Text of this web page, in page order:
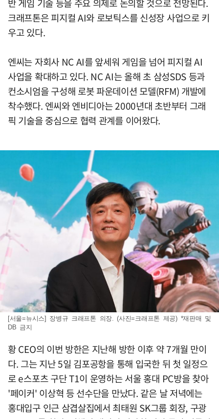
반 게임 기술 등을 주요 의제로 논의할 것으로 전망된다.
크래프톤은 피지컬 AI와 로보틱스를 신성장 사업으로 키
우고 있다.
엔씨는 자회사 NC AI를 앞세워 게임을 넘어 피지컬 AI
사업을 확대하고 있다. NC AI는 올해 초 삼성SDS 등과
컨소시엄을 구성해 로봇 파운데이션 모델(RFM) 개발에
착수했다. 엔씨와 엔비디아는 2000년대 초반부터 그래
픽 기술을 중심으로 협력 관계를 이어왔다.
[서울=뉴시스] 장병규 크래프톤 의장. (사진=크래프톤 제공) *재판매 및
DB 금지
황 CEO의 이번 방한은 지난해 방한 이후 약 7개월 만이
다. 그는 지난 5일 김포공항을 통해 입국한 뒤 첫 일정으
로 e스포츠 구단 T1이 운영하는 서울 홍대 PC방을 찾아
'페이커' 이상혁 등 선수단을 만났다. 같은 날 저녁에는
홍대입구 인근 삼겹살집에서 최태원 SK그룹 회장, 구광